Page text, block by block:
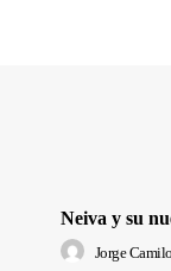
Neiva y su
Jorge